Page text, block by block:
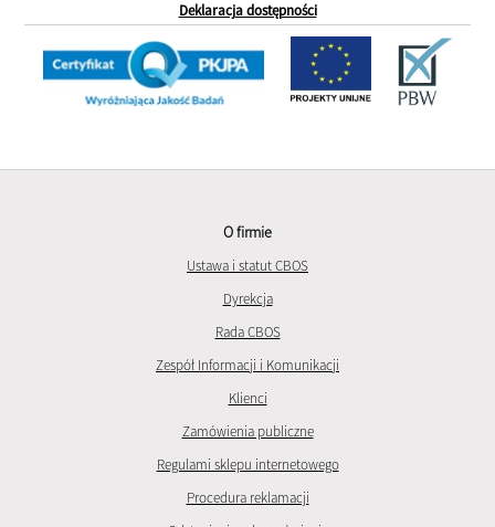
Deklaracja dostępności
O firmie
Ustawa i statut CBOS
Dyrekcja
Rada CBOS
Zespół Informacji i Komunikacji
Klienci
Zamówienia publiczne
Regulami sklepu internetowego
Procedura reklamacji